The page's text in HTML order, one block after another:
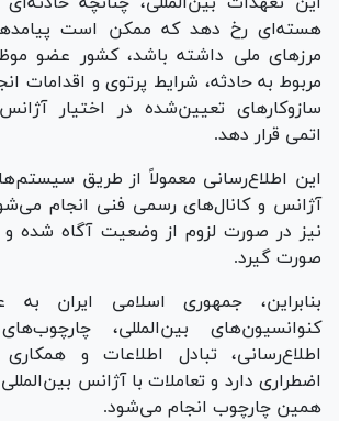
هسته‌ای رخ دهد که ممکن است
مرز‌های ملی داشته باشد، کشور عضو
مربوط به حادثه، شرایط پرتوی و اقدامات
سازوکار‌های تعیین‌شده در اختیار آژانس
اتمی قرار دهد.
این اطلاع‌رسانی معمولاً از طریق
آژانس و کانال‌های رسمی فنی انجام
نیز در صورت لزوم از وضعیت آگاه شده و
صورت گیرد.
بنابراین، جمهوری اسلامی ایران
کنوانسیون‌های بین‌المللی،
اطلاع‌رسانی، تبادل اطلاعات و
اضطراری دارد و تعاملات با آژانس
همین چارچوب انجام می‌شود.